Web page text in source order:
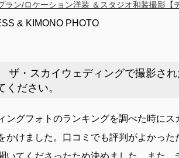
ラン/ロケーション洋装 ＆スタジオ和装撮影【
& KIMONO PHOTO
ザ・スカイウェディングで撮影さ
ください。
ングフォトのランキングを調べた時にス
かけました。口コミでも評判がよかった
いてくださったため決めました。また、